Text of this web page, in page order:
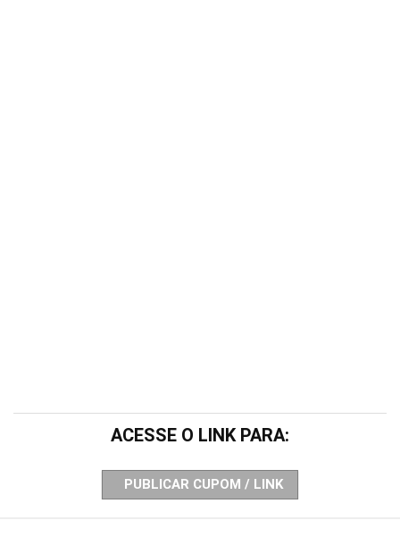
ACESSE O LINK PARA:
PUBLICAR CUPOM / LINK